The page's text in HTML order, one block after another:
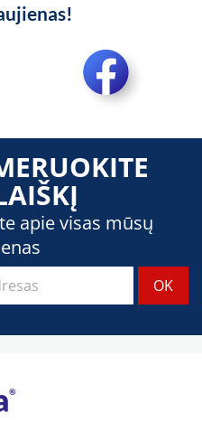
apie visas mūsų